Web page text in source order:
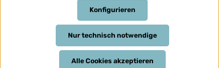
Nur technisch notwendige
Konfigurieren
Alle Cookies akzeptieren